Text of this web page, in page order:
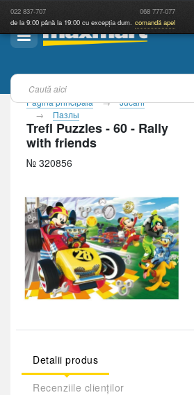
022 837-707 068 777-077
de la 9:00 până la 19:00 cu excepția dum. comandă apel
Pagina principală
Jucării
Пазлы
Trefl Puzzles - 60 - Rally
with friends
№ 320856
Detalii produs
Recenziile clienților